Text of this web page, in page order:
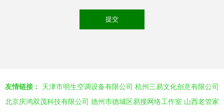
友情链接： 天津市明生空调设备有限公司 杭州三易文化创意有限公司
北京庆鸿双茂科技有限公司 德州市德城区易搜网络工作室 山西老管家